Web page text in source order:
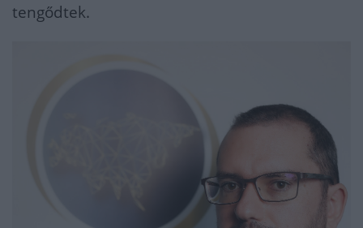
tengődtek.